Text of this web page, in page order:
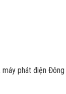
phát điện